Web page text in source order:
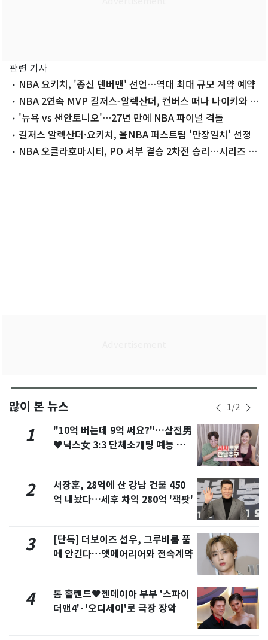
관련 기사
NBA 요키치, '종신 덴버맨' 선언…역대 최대 규모 계약 예약
NBA 2연속 MVP 길저스-알렉산더, 컨버스 떠나 나이키와 계
약 '뉴욕 vs 샌안토니오'…27년 만에 NBA 파이널 격돌
길저스 알렉산더·요키치, 올NBA 퍼스트팀 '만장일치' 선정
NBA 오클라호마시티, PO 서부 결승 2차전 승리…시리즈 '1
많이 본 뉴스 1/2
1
"10억 버는데 9억 써요?"…삼전男
♥닉스女 3:3 단체소개팅 예능 화
2
서장훈, 28억에 산 강남 건물 450
억 내놨다…세후 차익 280억 '잭팟'
3
[단독] 더보이즈 선우, 그루비룸 품
에 안긴다…앳에어리어와 전속계약
4
톰 홀랜드♥젠데이아 부부 '스파이
더맨4'·'오디세이'로 극장 장악